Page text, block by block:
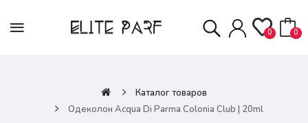
0 0
Каталог товаров
Одеколон Acqua Di Parma Colonia Club | 20ml